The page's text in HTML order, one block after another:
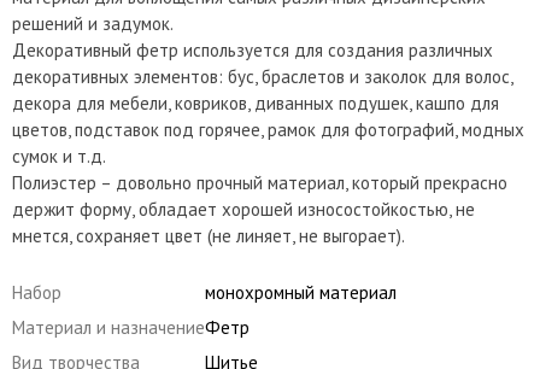
решений и задумок.
Декоративный фетр используется для создания различных
декоративных элементов: бус, браслетов и заколок для волос,
декора для мебели, ковриков, диванных подушек, кашпо для
цветов, подставок под горячее, рамок для фотографий, модных
сумок и т.д.
Полиэстер – довольно прочный материал, который прекрасно
держит форму, обладает хорошей износостойкостью, не
мнется, сохраняет цвет (не линяет, не выгорает).
Набор
монохромный материал
Материал и назначениеФетр
Вид творчества
Шитье